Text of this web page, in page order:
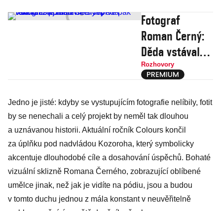
Fotograf
Roman Černý:
Děda vstával
z postele se
slovy
Komunisti jsou
svině. Teprve
pak řekl: Dobré
ráno!
Rozhovory
Jedno je jisté: kdyby se vystupujícím foto­grafie nelíbily, fotit
by se nenechali a celý projekt by neměl tak dlouhou
a uznávanou historii. Aktuální ročník Colours končil
za úplňku pod nadvládou Kozoroha, který symbolicky
akcentuje dlouhodobé cíle a dosahování úspěchů. Bohaté
vizuální sklizně Romana Černého, zobrazující oblíbené
umělce jinak, než jak je vidíte na pódiu, jsou a budou
v tomto duchu jednou z mála konstant v neuvěřitelně